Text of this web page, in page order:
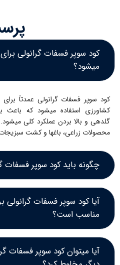
کود سوپر فسفات گرانولی
میشود؟
کود سوپر فسفات گرانولی عمدتاً
کشاورزی استفاده میشود که باعث
گلدهی و بالا بردن عملکرد کلی
محصولات زراعی، باغها و کشت سبزیجات
چگونه باید کود سوپر فسفات
آیا کود سوپر فسفات گرانولی
مناسب است؟
آیا میتوان کود سوپر فسفات